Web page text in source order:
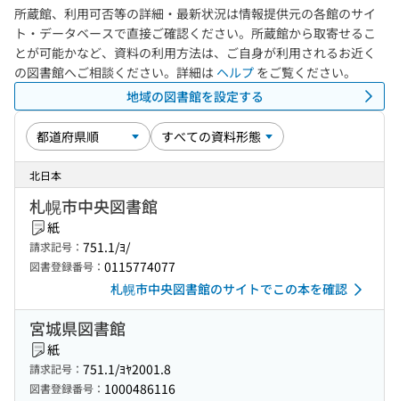
所蔵館、利用可否等の詳細・最新状況は情報提供元の各館のサイ
ト・データベースで直接ご確認ください。所蔵館から取寄せるこ
とが可能かなど、資料の利用方法は、ご自身が利用されるお近く
の図書館へご相談ください。詳細は ヘルプ をご覧ください。
地域の図書館を設定する
北日本
札幌市中央図書館
紙
請求記号： 751.1/ﾖ/
図書登録番号： 0115774077
札幌市中央図書館のサイトでこの本を確認
宮城県図書館
紙
請求記号： 751.1/ﾖﾔ2001.8
図書登録番号： 1000486116